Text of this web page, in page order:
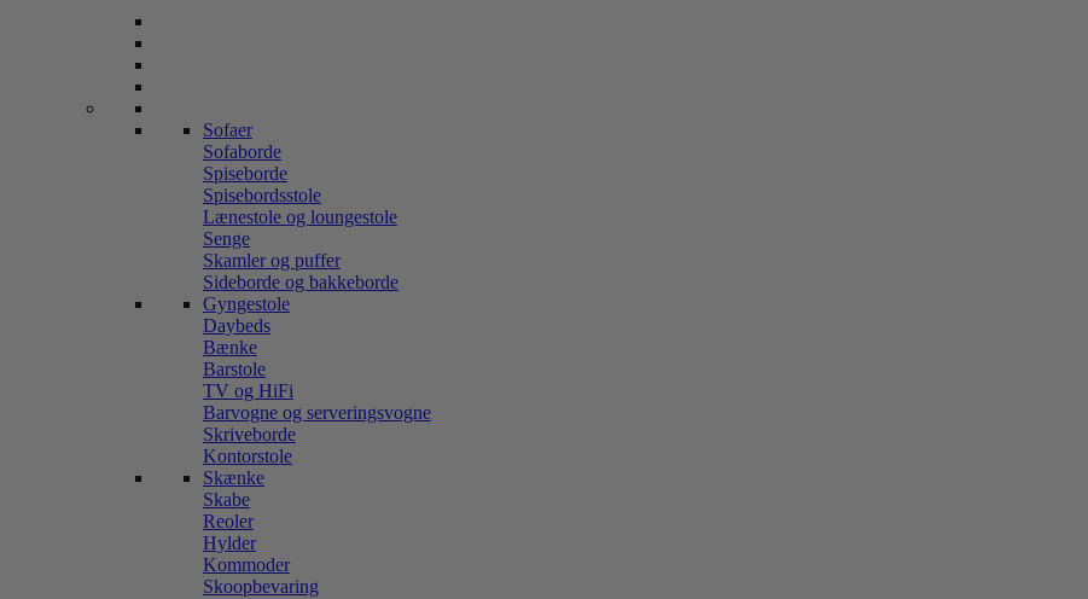
Sofaer
Sofaborde
Spiseborde
Spisebordsstole
Lænestole og loungestole
Senge
Skamler og puffer
Sideborde og bakkeborde
Gyngestole
Daybeds
Bænke
Barstole
TV og HiFi
Barvogne og serveringsvogne
Skriveborde
Kontorstole
Skænke
Skabe
Reoler
Hylder
Kommoder
Skoopbevaring